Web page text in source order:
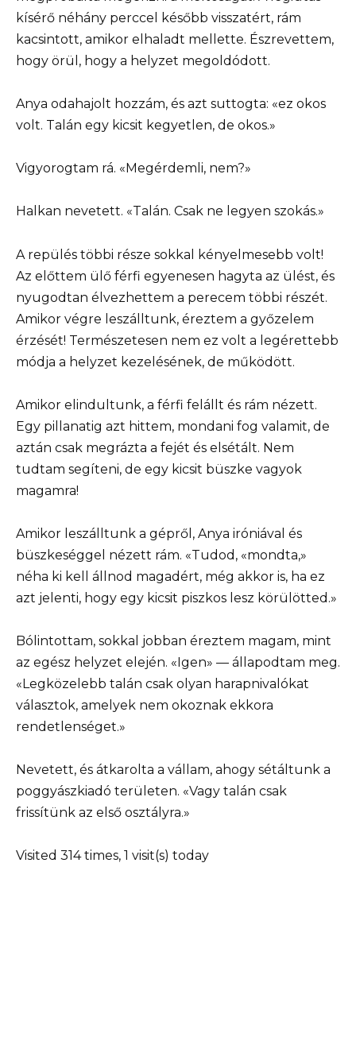
kísérő néhány perccel később visszatért, rám
kacsintott, amikor elhaladt mellette. Észrevettem,
hogy örül, hogy a helyzet megoldódott.
Anya odahajolt hozzám, és azt suttogta: «ez okos
volt. Talán egy kicsit kegyetlen, de okos.»
Vigyorogtam rá. «Megérdemli, nem?»
Halkan nevetett. «Talán. Csak ne legyen szokás.»
A repülés többi része sokkal kényelmesebb volt!
Az előttem ülő férfi egyenesen hagyta az ülést, és
nyugodtan élvezhettem a perecem többi részét.
Amikor végre leszálltunk, éreztem a győzelem
érzését! Természetesen nem ez volt a legérettebb
módja a helyzet kezelésének, de működött.
Amikor elindultunk, a férfi felállt és rám nézett.
Egy pillanatig azt hittem, mondani fog valamit, de
aztán csak megrázta a fejét és elsétált. Nem
tudtam segíteni, de egy kicsit büszke vagyok
magamra!
Amikor leszálltunk a gépről, Anya iróniával és
büszkeséggel nézett rám. «Tudod, «mondta,»
néha ki kell állnod magadért, még akkor is, ha ez
azt jelenti, hogy egy kicsit piszkos lesz körülötted.»
Bólintottam, sokkal jobban éreztem magam, mint
az egész helyzet elején. «Igen» — állapodtam meg.
«Legközelebb talán csak olyan harapnivalókat
választok, amelyek nem okoznak ekkora
rendetlenséget.»
Nevetett, és átkarolta a vállam, ahogy sétáltunk a
poggyászkiadó területen. «Vagy talán csak
frissítünk az első osztályra.»
Visited 314 times, 1 visit(s) today